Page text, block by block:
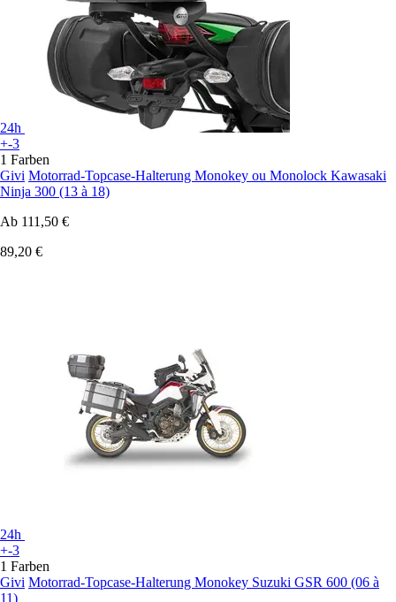
24h
+-3
1 Farben
Givi Motorrad-Topcase-Halterung Monokey ou Monolock Kawasaki
Ninja 300 (13 à 18)
Ab 111,50 €
89,20 €
24h
+-3
1 Farben
Givi Motorrad-Topcase-Halterung Monokey Suzuki GSR 600 (06 à
11)